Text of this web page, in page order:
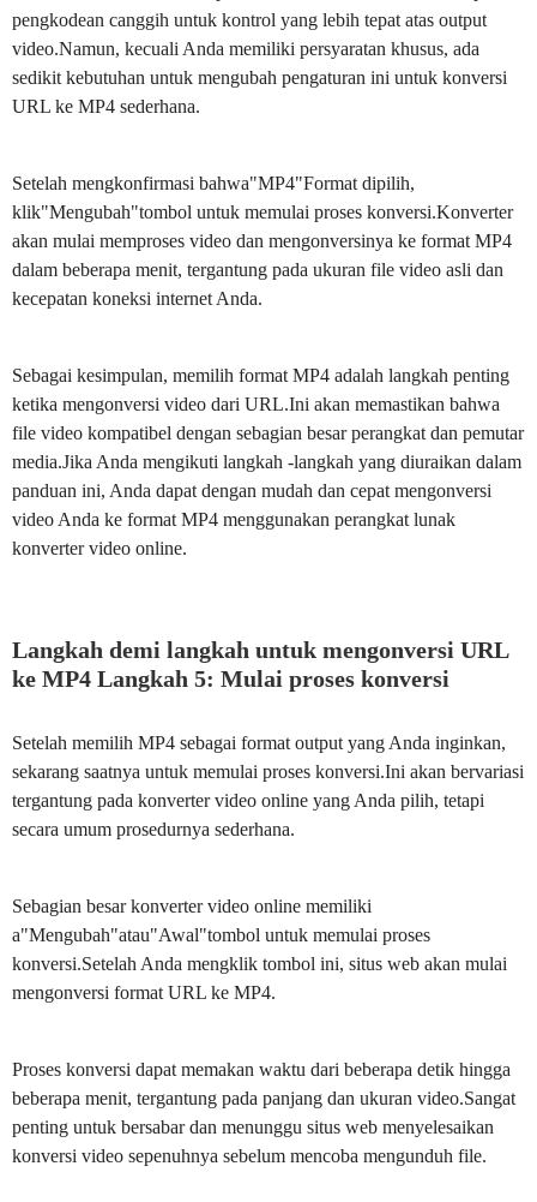
pengkodean canggih untuk kontrol yang lebih tepat atas output
video.Namun, kecuali Anda memiliki persyaratan khusus, ada
sedikit kebutuhan untuk mengubah pengaturan ini untuk konversi
URL ke MP4 sederhana.
Setelah mengkonfirmasi bahwa"MP4"Format dipilih,
klik"Mengubah"tombol untuk memulai proses konversi.Konverter
akan mulai memproses video dan mengonversinya ke format MP4
dalam beberapa menit, tergantung pada ukuran file video asli dan
kecepatan koneksi internet Anda.
Sebagai kesimpulan, memilih format MP4 adalah langkah penting
ketika mengonversi video dari URL.Ini akan memastikan bahwa
file video kompatibel dengan sebagian besar perangkat dan pemutar
media.Jika Anda mengikuti langkah -langkah yang diuraikan dalam
panduan ini, Anda dapat dengan mudah dan cepat mengonversi
video Anda ke format MP4 menggunakan perangkat lunak
konverter video online.
Langkah demi langkah untuk mengonversi URL
ke MP4 Langkah 5: Mulai proses konversi
Setelah memilih MP4 sebagai format output yang Anda inginkan,
sekarang saatnya untuk memulai proses konversi.Ini akan bervariasi
tergantung pada konverter video online yang Anda pilih, tetapi
secara umum prosedurnya sederhana.
Sebagian besar konverter video online memiliki
a"Mengubah"atau"Awal"tombol untuk memulai proses
konversi.Setelah Anda mengklik tombol ini, situs web akan mulai
mengonversi format URL ke MP4.
Proses konversi dapat memakan waktu dari beberapa detik hingga
beberapa menit, tergantung pada panjang dan ukuran video.Sangat
penting untuk bersabar dan menunggu situs web menyelesaikan
konversi video sepenuhnya sebelum mencoba mengunduh file.